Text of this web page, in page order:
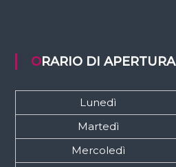
ORARIO DI APERTURA
Lunedì
Martedì
Mercoledì